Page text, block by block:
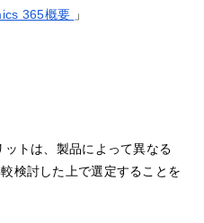
365概要 」
トは、製品によって異なる
検討した上で選定することを